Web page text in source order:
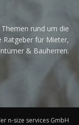
rund um die
Ratgeber für Mieter,
& Bauherren.
n-size services GmbH